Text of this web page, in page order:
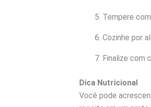
Tempere
Cozinhe por
Finalize com
Dica Nutricional
Você pode